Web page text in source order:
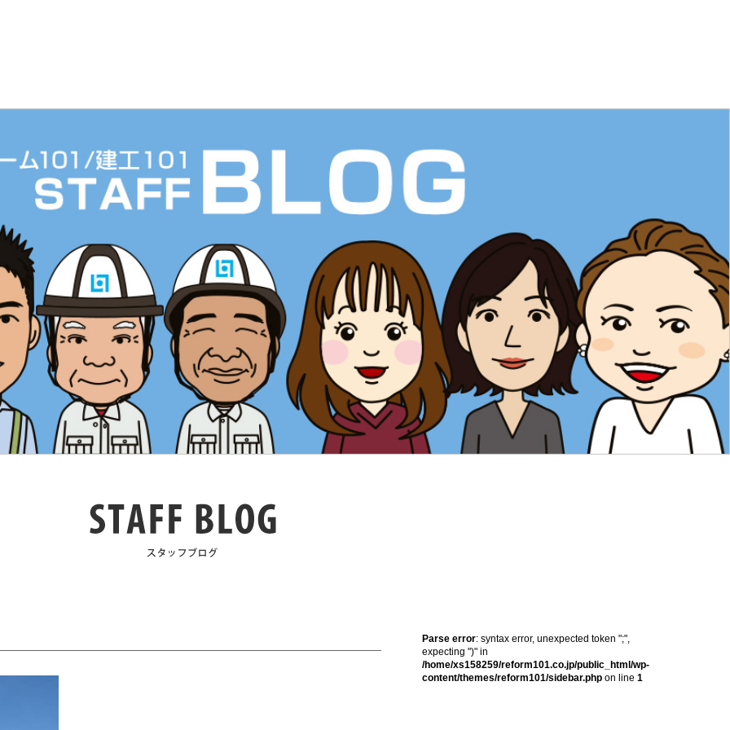
Parse error: syntax error, unexpected token ";",
expecting ")" in
/home/xs158259/reform101.co.jp/public_html/wp-
content/themes/reform101/sidebar.php on line 1